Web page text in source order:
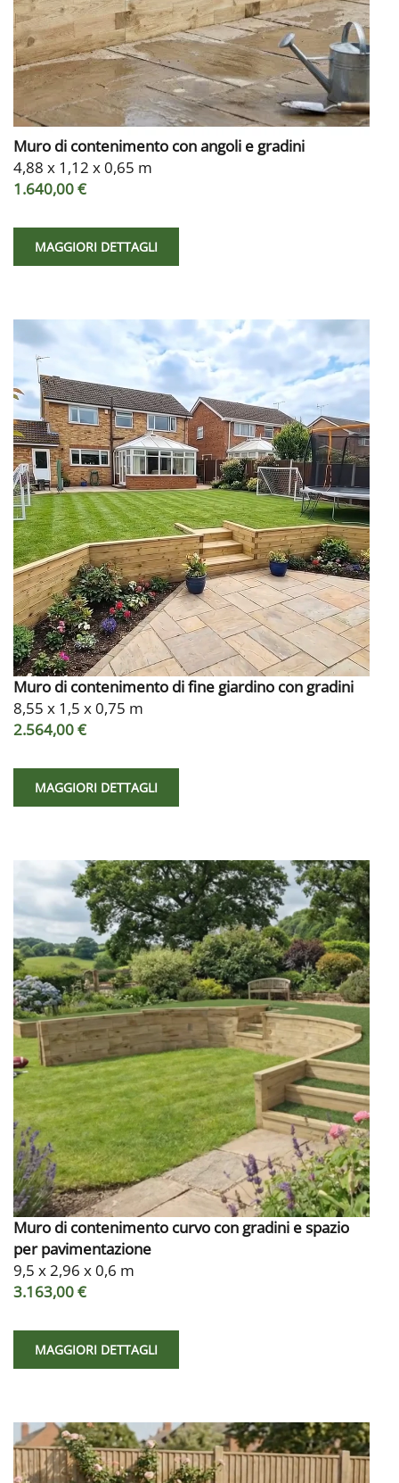
Muro di contenimento con angoli e gradini
4,88 x 1,12 x 0,65 m
1.640,00 €
MAGGIORI DETTAGLI
Muro di contenimento di fine giardino con gradini
8,55 x 1,5 x 0,75 m
2.564,00 €
MAGGIORI DETTAGLI
Muro di contenimento curvo con gradini e spazio
per pavimentazione
9,5 x 2,96 x 0,6 m
3.163,00 €
MAGGIORI DETTAGLI